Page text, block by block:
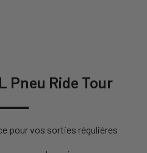
Pneu Ride Tour
pour vos sorties régulières